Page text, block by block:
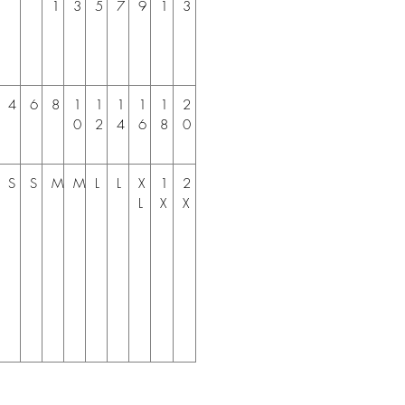
1
3
5
7
9
1
3
4 6 8
1
0
1
2
1
4
1
6
1
8
2
0
S S M M L L
X
L
1
X
2
X